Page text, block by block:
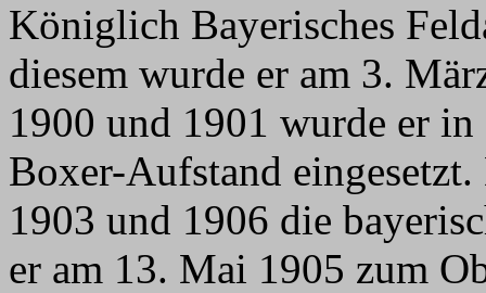
Königlich Bayerisches
diesem wurde er am 3.
1900 und 1901 wurde er
Boxer-Aufstand eingesetzt.
1903 und 1906 die
er am 13. Mai 1905 zum